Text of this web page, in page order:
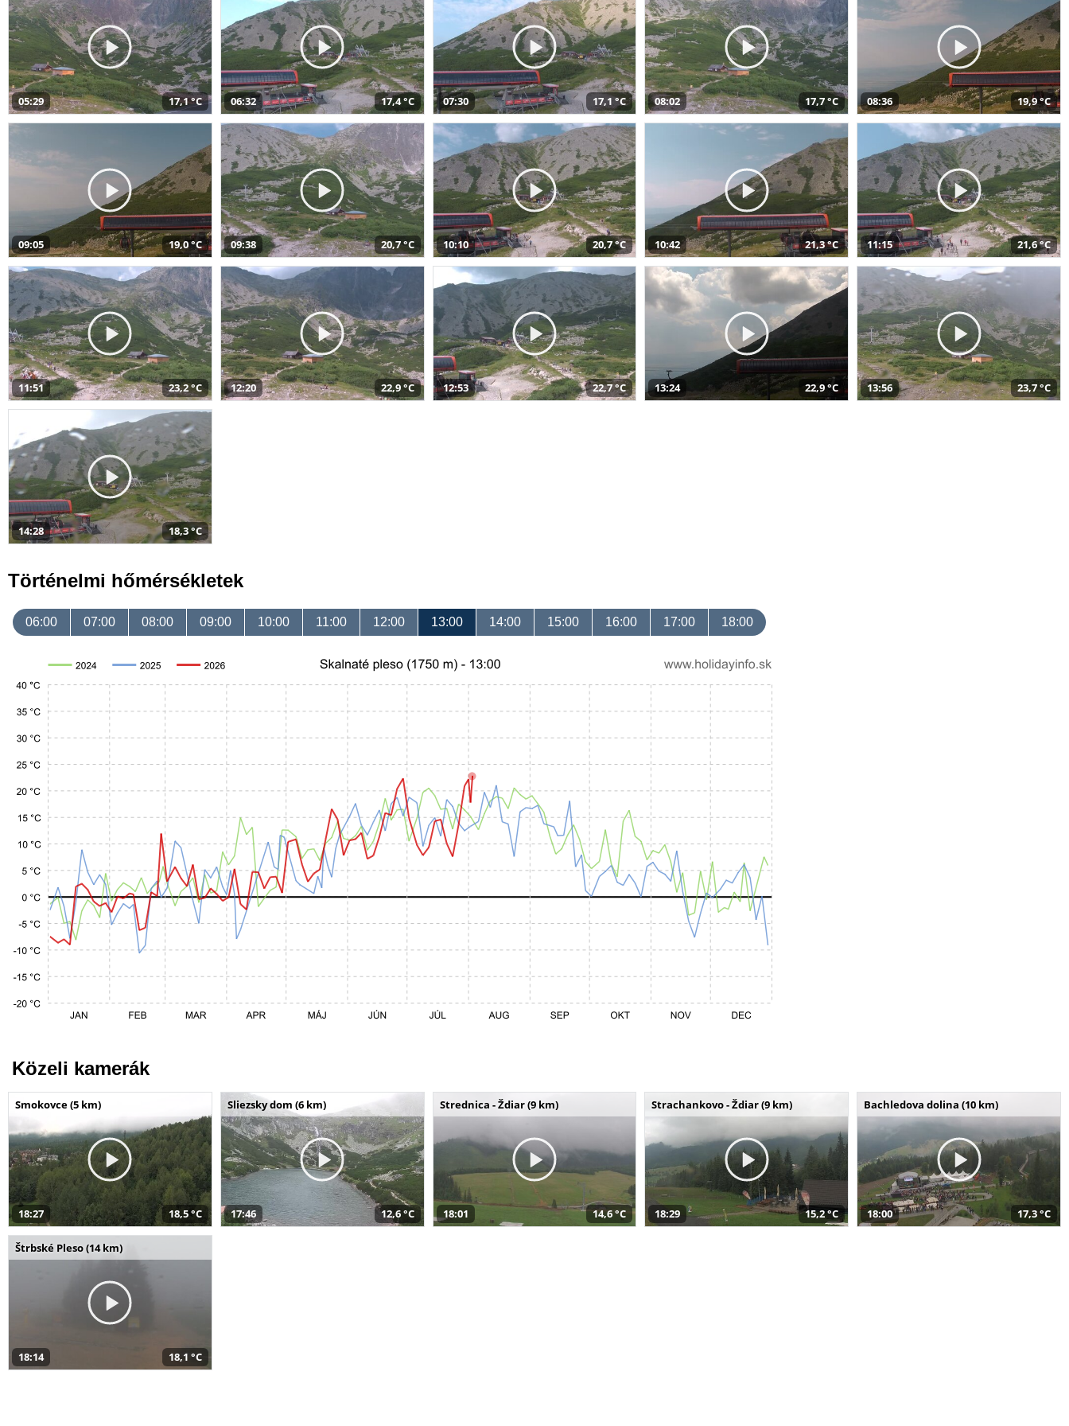
05:29 17,1 °C 06:32 17,4 °C 07:30 17,1 °C 08:02 17,7 °C 08:36 19,9 °C
09:05 19,0 °C 09:38 20,7 °C 10:10 20,7 °C 10:42 21,3 °C 11:15 21,6 °C
11:51 23,2 °C 12:20 22,9 °C 12:53 22,7 °C 13:24 22,9 °C 13:56 23,7 °C
14:28 18,3 °C
Történelmi hőmérsékletek
06:00 07:00 08:00 09:00 10:00 11:00 12:00 13:00 14:00 15:00 16:00 17:00 18:00
Közeli kamerák
Smokovce (5 km)
18:27 18,5 °C
Sliezsky dom (6 km)
17:46 12,6 °C
Strednica - Ždiar (9 km)
18:01 14,6 °C
Strachankovo - Ždiar (9 km)
18:29 15,2 °C
Bachledova dolina (10 km)
18:00 17,3 °C
Štrbské Pleso (14 km)
18:14 18,1 °C